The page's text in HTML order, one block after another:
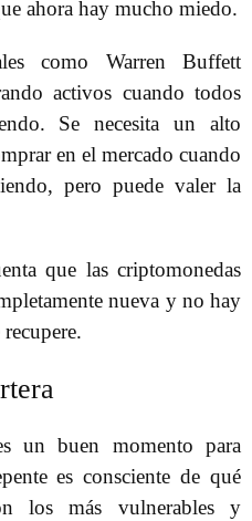
ahora hay mucho miedo.
como Warren Buffett
activos cuando todos
Se necesita un alto
en el mercado cuando
pero puede valer la
que las criptomonedas
nueva y no hay
un buen momento para
es consciente de qué
los más vulnerables y